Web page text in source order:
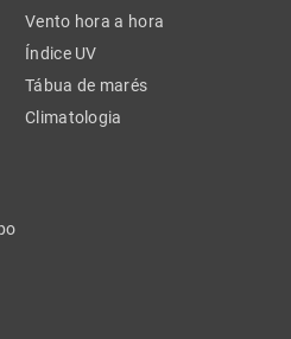
Vento hora a hora
Índice UV
Tábua de marés
Climatologia